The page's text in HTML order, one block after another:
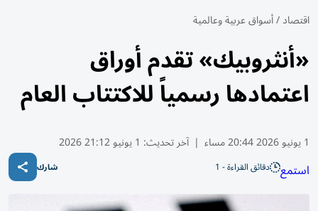
اقتصاد/أسواق عربية وعالمية
«أنثروبيك» تقدم أوراق
اعتمادها رسمياً للاكتتاب العام
1 يونيو 2026 20:44 مساء | آخر تحديث: 1 يونيو 21:12 2026
استمع دقائق القراءة - 1 شارك